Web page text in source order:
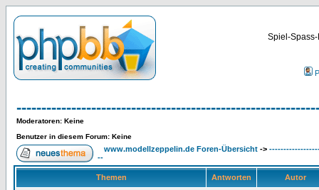
Spiel-
Moderatoren: Keine
Benutzer in diesem Forum: Keine
www.modellzeppelin.de Foren-Übersicht ->
--
Themen Antworten Autor